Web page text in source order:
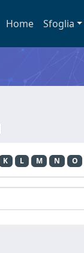
Home Sfoglia
K L M N O